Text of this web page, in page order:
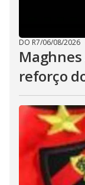
DO R7/06/08/2026
reforço